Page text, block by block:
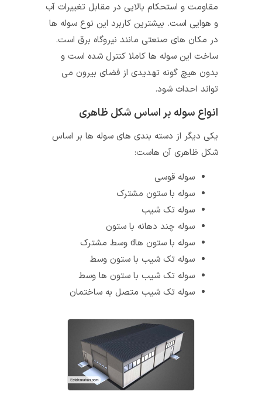
مقاومت و استحکام بالایی در مقابل تغییرات آب
و هوایی است. بیشترین کاربرد این نوع سوله‌ ها
در مکان‌ های صنعتی مانند نیروگاه برق است.
ساخت این سوله‌ ها کاملا کنترل شده است و
بدون هیچ گونه تهدیدی از فضای بیرون می‌
تواند احداث شود.
انواع سوله بر اساس شکل ظاهری
یکی دیگر از دسته‌ بندی‌ های سوله‌ ها بر اساس
شکل ظاهری آن‌ هاست:
سوله قوسی
سوله با ستون مشترک
سوله تک شیب
سوله چند دهانه با ستون
سوله با ستون‌ هاd وسط مشترک
سوله تک شیب با ستون وسط
سوله تک شیب با ستون‌ ها وسط
سوله تک شیب متصل به ساختمان